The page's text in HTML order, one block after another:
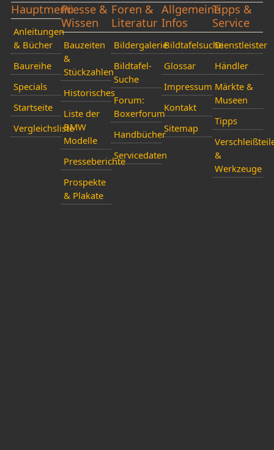
Hauptmenü
Anleitungen
& Bücher
Baureihe
Specials
Startseite
Vergleichsliste
Presse &
Wissen
Bauzeiten
&
Stückzahlen
Historisches
Liste der
BMW
Modelle
Presseberichte
Prospekte
& Plakate
Foren &
Literatur
Bildergalerie
Bildtafel-
Suche
Forum:
Boxerforum
Handbücher
Servicedaten
Allgemeine
Infos
Bildtafelsuche
Glossar
Impressum
Kontakt
Sitemap
Tipps &
Service
Dienstleister
Händler
Märkte &
Museen
Tipps
&
Werkzeuge